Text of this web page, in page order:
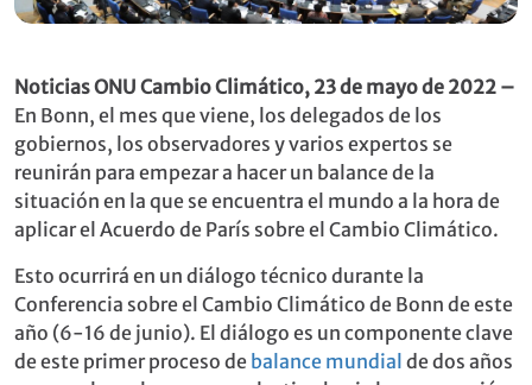
Noticias ONU Cambio Climático, 23 de mayo de 2022 –
En Bonn, el mes que viene, los delegados de los
gobiernos, los observadores y varios expertos se
reunirán para empezar a hacer un balance de la
situación en la que se encuentra el mundo a la hora de
aplicar el Acuerdo de París sobre el Cambio Climático.
Esto ocurrirá en un diálogo técnico durante la
Conferencia sobre el Cambio Climático de Bonn de este
año (6-16 de junio). El diálogo es un componente clave
de este primer proceso de balance mundial de dos años